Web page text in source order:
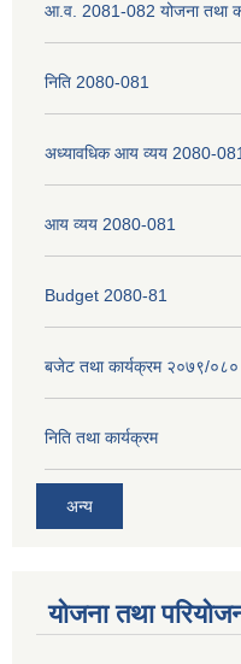
आ.व. 2081-082 योजना तथा
निति 2080-081
अध्यावधिक आय व्यय 2080-081
आय व्यय 2080-081
Budget 2080-81
बजेट तथा कार्यक्रम २०७९/०८०
निति तथा कार्यक्रम
अन्य
योजना तथा